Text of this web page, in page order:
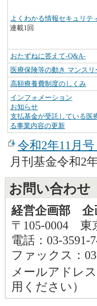
よくわかる情報セキュリテ
連載1回
おたずねに答えて-Q&A-
医療保険等の動き マンスリ
高額療養費制度のしくみ
インフォメーション
お知らせ
支払基金が受託している医
る事業内容の更新
令和2年11月号
月刊基金令和2
お問い合わせ
経営企画部 企
〒105-0004 東
電話：03-3591-
ファックス：
メールアドレ
用ください）